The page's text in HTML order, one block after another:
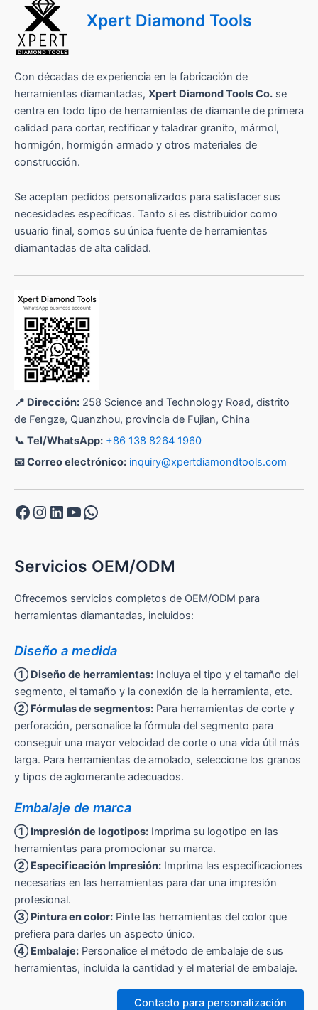
Xpert Diamond Tools
Con décadas de experiencia en la fabricación de
herramientas diamantadas, Xpert Diamond Tools Co. se
centra en todo tipo de herramientas de diamante de primera
calidad para cortar, rectificar y taladrar granito, mármol,
hormigón, hormigón armado y otros materiales de
construcción.
Se aceptan pedidos personalizados para satisfacer sus
necesidades específicas. Tanto si es distribuidor como
usuario final, somos su única fuente de herramientas
diamantadas de alta calidad.
📍 Dirección: 258 Science and Technology Road, distrito
de Fengze, Quanzhou, provincia de Fujian, China
📞 Tel/WhatsApp: +86 138 8264 1960
📧 Correo electrónico: inquiry@xpertdiamondtools.com
Facebook
Instagram
LinkedIn
YouTube
WhatsApp
Servicios OEM/ODM
Ofrecemos servicios completos de OEM/ODM para
herramientas diamantadas, incluidos:
Diseño a medida
① Diseño de herramientas: Incluya el tipo y el tamaño del
segmento, el tamaño y la conexión de la herramienta, etc.
② Fórmulas de segmentos: Para herramientas de corte y
perforación, personalice la fórmula del segmento para
conseguir una mayor velocidad de corte o una vida útil más
larga. Para herramientas de amolado, seleccione los granos
y tipos de aglomerante adecuados.
Embalaje de marca
① Impresión de logotipos: Imprima su logotipo en las
herramientas para promocionar su marca.
② Especificación Impresión: Imprima las especificaciones
necesarias en las herramientas para dar una impresión
profesional.
③ Pintura en color: Pinte las herramientas del color que
prefiera para darles un aspecto único.
④ Embalaje: Personalice el método de embalaje de sus
herramientas, incluida la cantidad y el material de embalaje.
Contacto para personalización